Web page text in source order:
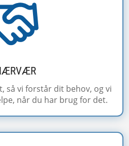
så vi forstår dit behov, og vi
når du har brug for det.